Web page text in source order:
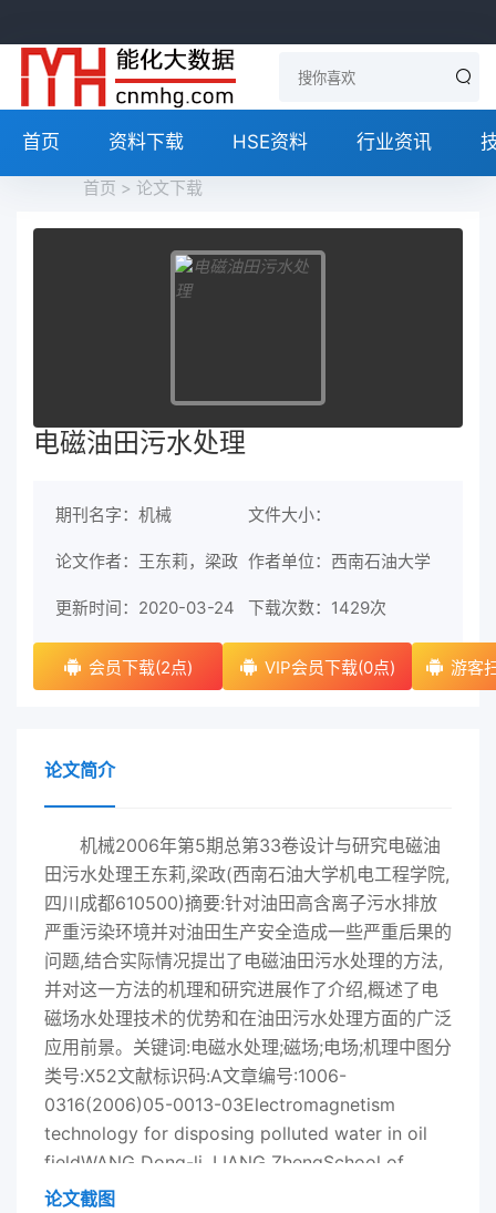
首页 资料下载 HSE资料 行业资讯
首页 > 论文下载
电磁油田污水处理
期刊名字：机械 文件大小：
论文作者：王东莉，梁政 作者单位：西南石油大学
更新时间：2020-03-24 下载次数： 1429次
会员下载(2点) VIP会员下载(0点) 游客
论文简介
机械2006年第5期总第33卷设计与研究电磁油
田污水处理王东莉,梁政(西南石油大学机电工程学院,
四川成都610500)摘要:针对油田高含离子污水排放
严重污染环境并对油田生产安全造成一些严重后果的
问题,结合实际情况提岀了电磁油田污水处理的方法,
并对这一方法的机理和研究进展作了介绍,概述了电
磁场水处理技术的优势和在油田污水处理方面的广泛
应用前景。关键词:电磁水处理;磁场;电场;机理中图分
类号:X52文献标识码:A文章编号:1006-
0316(2006)05-0013-03Electromagnetism
technology for disposing polluted water in oil
fieldWANG Dong-li, LIANG ZhengSchool of
Mechatronics Engineering, Southwest Petroleum
论文截图